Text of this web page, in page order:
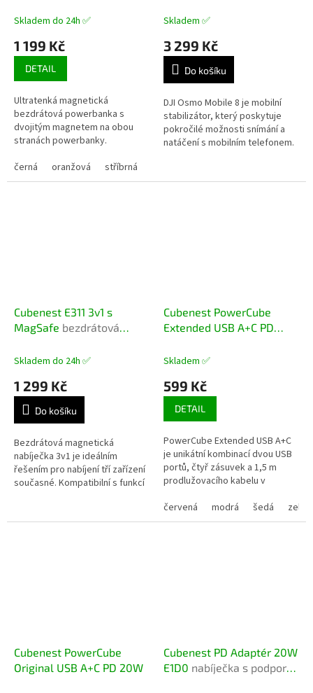
SQ1B3DMagSafe
hliníku
Skladem do 24h ✅
1 199 Kč
DETAIL
Ultratenká magnetická
bezdrátová powerbanka s
dvojitým magnetem na obou
stranách powerbanky.
standardem Qi2. Možnost
nabíjení 2 zařízení...
černá oranžová stříbrná
Skladem ✅
3 299 Kč
Do košíku
DJI Osmo Mobile 8 je mobilní
stabilizátor, který poskytuje
pokročilé možnosti snímání a
natáčení s mobilním telefonem.
Cubenest E311 3v1 s
MagSafe bezdrátová
Skladem do 24h ✅
1 299 Kč
Do košíku
Bezdrátová magnetická
nabíječka 3v1 je ideálním
řešením pro nabíjení tří zařízení
současné. Kompatibilní s funkcí
Cubenest PowerCube
Extended USB A+C PD
kabelem
Skladem ✅
599 Kč
DETAIL
PowerCube Extended USB A+C
je unikátní kombinací dvou USB
portů, čtyř zásuvek a 1,5 m
prodlužovacího kabelu v
tak, aby zásuvky na sebe
navzájem...
červená modrá šedá
Cubenest PowerCube
Original USB A+C PD 20W
Cubenest PD Adaptér 20W
E1D0 nabíječka s podporou